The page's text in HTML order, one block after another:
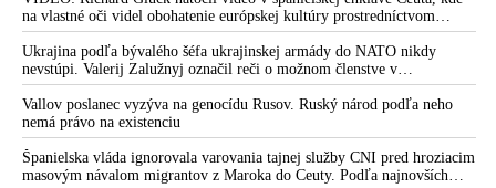
na vlastné oči videl obohatenie európskej kultúry prostredníctvom
invázie migrantov. Takto by podľa neho vyzeralo Slovensko, keby mu
vládlo PS, Šimečka & spol.
Ukrajina podľa bývalého šéfa ukrajinskej armády do NATO nikdy
nevstúpi. Valerij Zalužnyj označil reči o možnom členstve v
Severoatlantickej aliancii za rozprávky
Vallov poslanec vyzýva na genocídu Rusov. Ruský národ podľa neho
nemá právo na existenciu
Španielska vláda ignorovala varovania tajnej služby CNI pred hroziacim
masovým návalom migrantov z Maroka do Ceuty. Podľa najnovších